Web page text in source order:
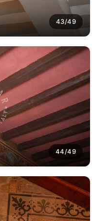
43/49
44/49